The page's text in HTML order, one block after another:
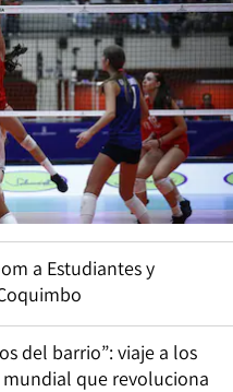
a Estudiantes y
del barrio”: viaje a los
que revoluciona